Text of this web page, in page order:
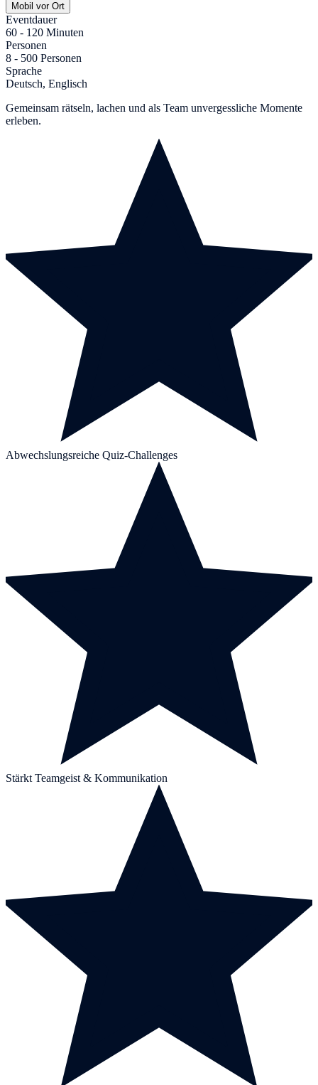
Mobil vor Ort
Eventdauer
60 - 120 Minuten
Personen
8 - 500 Personen
Sprache
Deutsch, Englisch
Gemeinsam rätseln, lachen und als Team unvergessliche Momente
erleben.
Abwechslungsreiche Quiz-Challenges
Stärkt Teamgeist & Kommunikation